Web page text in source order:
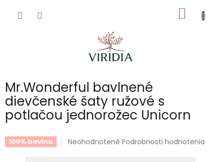
KOŠÍK
Mr.Wonderful bavlnené
dievčenské šaty ružové s
potlačou jednorožec Unicorn
100% bavlna
Priemerné
Neohodnotené Podrobnosti hodnotenia